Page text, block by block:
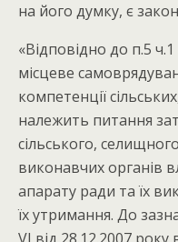
на його думку, є
«Відповідно до п.5
місцеве
компетенції
належить питання
сільського,
виконавчих органів
апарату ради та їх
їх утримання. До